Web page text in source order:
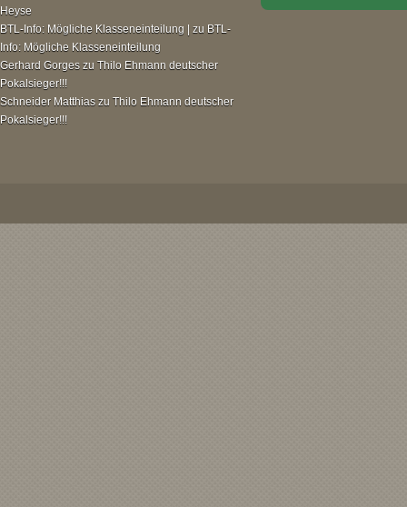
Heyse
BTL-Info: Mögliche Klasseneinteilung | zu BTL-
Info: Mögliche Klasseneinteilung
Gerhard Gorges zu Thilo Ehmann deutscher
Pokalsieger!!!
Schneider Matthias zu Thilo Ehmann deutscher
Pokalsieger!!!